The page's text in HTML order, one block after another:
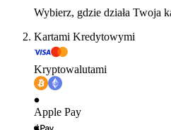
Wybierz, gdzie działa Twoja
Kartami Kredytowymi
Kryptowalutami
Apple Pay